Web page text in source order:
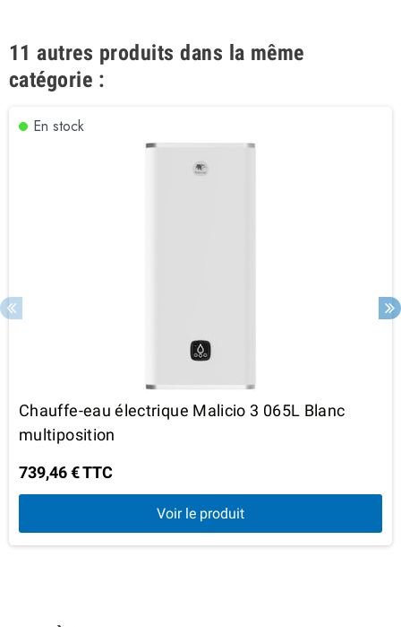
11 autres produits dans la même
catégorie :
En stock
Chauffe-eau électrique Malicio 3 065L Blanc
multiposition
739,46 € TTC
Voir le produit